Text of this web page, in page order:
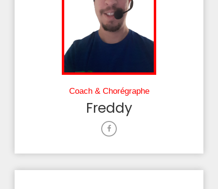
Coach & Chorégraphe
Freddy